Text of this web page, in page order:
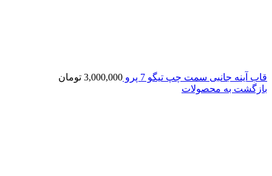
قاب آینه جانبی سمت چپ تیگو 7 پرو 3,000,000 تومان
بازگشت به محصولات